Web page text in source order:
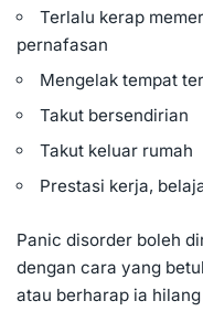
Terlalu kerap
pernafasan
Mengelak tempat
Takut bersendirian
Takut keluar rumah
Prestasi kerja,
Panic disorder boleh
dengan cara yang
atau berharap ia